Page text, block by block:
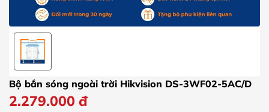
Bộ bắn sóng ngoài trời Hikvision DS-3WF02-5AC/D
2.279.000 đ